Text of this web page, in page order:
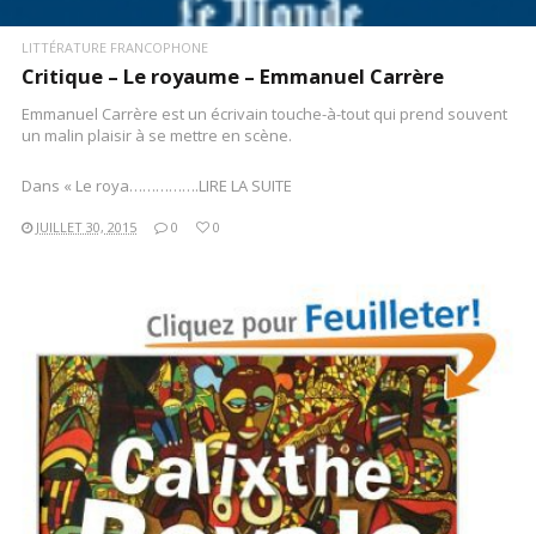
LITTÉRATURE FRANCOPHONE
Critique – Le royaume – Emmanuel Carrère
Emmanuel Carrère est un écrivain touche-à-tout qui prend souvent
un malin plaisir à se mettre en scène.
Dans « Le roya…………….LIRE LA SUITE
JUILLET 30, 2015 0 0